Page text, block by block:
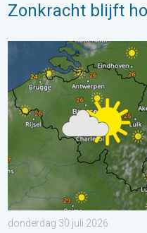
Zonkracht blijft
Fraai zomerweer om
donderdag 30 juli 2026